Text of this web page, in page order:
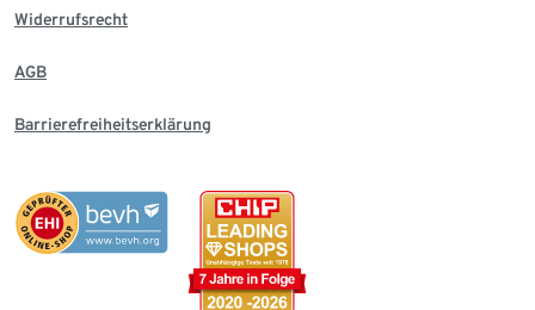
Widerrufsrecht
AGB
Barrierefreiheitserklärung